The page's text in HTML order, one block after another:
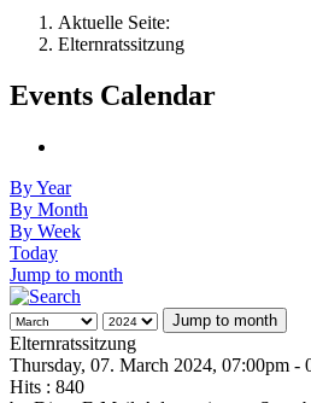
Aktuelle Seite:
Elternratssitzung
Events Calendar
By Year
By Month
By Week
Today
Jump to month
Jump to month
Elternratssitzung
Thursday, 07. March 2024, 07:00pm -
Hits : 840